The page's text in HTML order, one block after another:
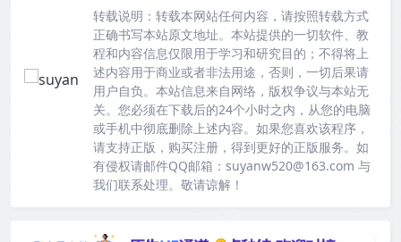
转载说明： 转载本网站任何内容，请按照转载方式
正确书写本站原文地址。本站提供的一切软件、教
程和内容信息仅限用于学习和研究目的；不得将上
述内容用于商业或者非法用途，否则，一切后果请
用户自负。本站信息来自网络，版权争议与本站无
关。您必须在下载后的24个小时之内，从您的电脑
或手机中彻底删除上述内容。如果您喜欢该程序，
请支持正版，购买注册，得到更好的正版服务。如
有侵权请邮件QQ邮箱：suyanw520@163.com 与
我们联系处理。敬请谅解！